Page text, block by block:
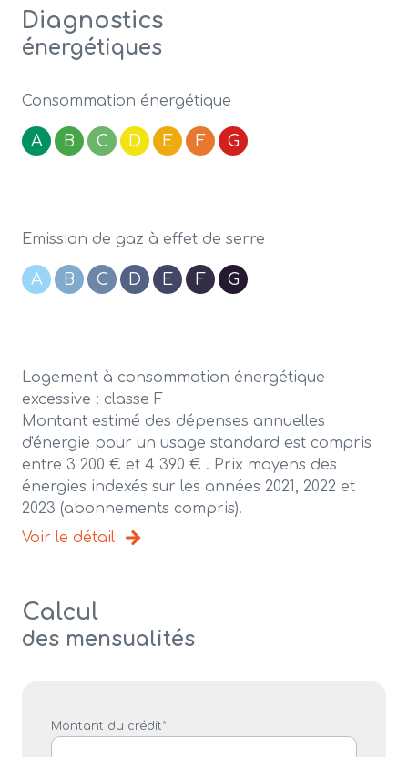
Diagnostics
énergétiques
Consommation énergétique
A B C D E F G
Emission de gaz à effet de serre
A B C D E F G
Logement à consommation énergétique
excessive : classe F
Montant estimé des dépenses annuelles
d'énergie pour un usage standard est compris
entre 3 200 € et 4 390 € . Prix moyens des
énergies indexés sur les années 2021, 2022 et
2023 (abonnements compris).
Voir le détail
Calcul
des mensualités
Montant du crédit*